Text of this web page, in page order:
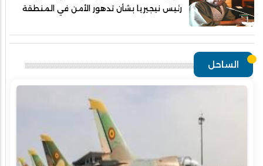
رئيس نيجيريا بشأن تدهور الأمن في المنطقة
الساحل